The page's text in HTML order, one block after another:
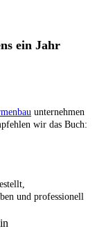
ein Jahr
unternehmen
wir das Buch:
und professionell